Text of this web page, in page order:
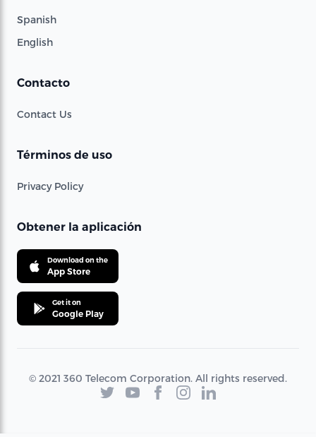
Spanish
English
Contacto
Contact Us
Términos de uso
Privacy Policy
Obtener la aplicación
Download on the
App Store
Get it on
Google Play
© 2021 360 Telecom Corporation. All rights reserved.